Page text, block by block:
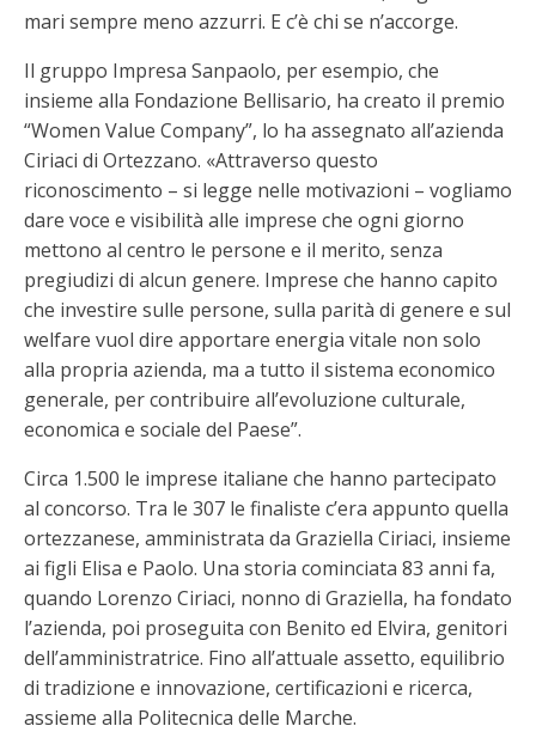
mari sempre meno azzurri. E c’è chi se n’accorge.
Il gruppo Impresa Sanpaolo, per esempio, che
insieme alla Fondazione Bellisario, ha creato il premio
“Women Value Company”, lo ha assegnato all’azienda
Ciriaci di Ortezzano. «Attraverso questo
riconoscimento – si legge nelle motivazioni – vogliamo
dare voce e visibilità alle imprese che ogni giorno
mettono al centro le persone e il merito, senza
pregiudizi di alcun genere. Imprese che hanno capito
che investire sulle persone, sulla parità di genere e sul
welfare vuol dire apportare energia vitale non solo
alla propria azienda, ma a tutto il sistema economico
generale, per contribuire all’evoluzione culturale,
economica e sociale del Paese”.
Circa 1.500 le imprese italiane che hanno partecipato
al concorso. Tra le 307 le finaliste c’era appunto quella
ortezzanese, amministrata da Graziella Ciriaci, insieme
ai figli Elisa e Paolo. Una storia cominciata 83 anni fa,
quando Lorenzo Ciriaci, nonno di Graziella, ha fondato
l’azienda, poi proseguita con Benito ed Elvira, genitori
dell’amministratrice. Fino all’attuale assetto, equilibrio
di tradizione e innovazione, certificazioni e ricerca,
assieme alla Politecnica delle Marche.